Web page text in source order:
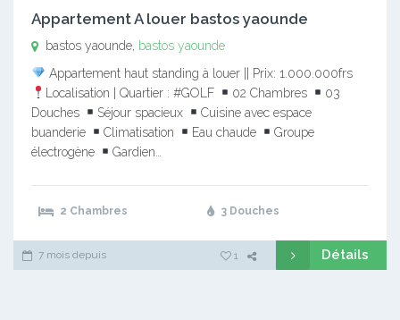
Appartement A louer bastos yaounde
bastos yaounde, bastos yaounde
Appartement haut standing à louer || Prix: 1.000.000frs
Localisation | Quartier : #GOLF
02 Chambres
03
Douches
Séjour spacieux
Cuisine avec espace
buanderie
Climatisation Eau chaude
Groupe
électrogène
Gardien…
2 Chambres 3 Douches
7 mois depuis 1 Détails